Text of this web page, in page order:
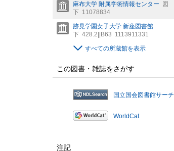
麻布大学 附属学術情報センター
図
下 11078834
跡見学園女子大学 新座図書館
下 428.2||B63 1113911331
すべての所蔵館を表示
この図書・雑誌をさがす
国立国会図書館サーチ
WorldCat
注記